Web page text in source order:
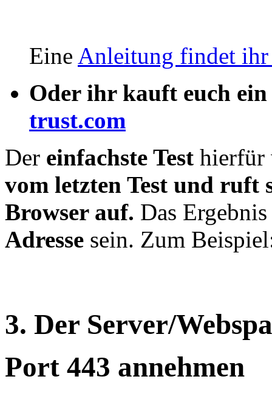
Eine Anleitung findet ihr
Oder ihr kauft euch
trust.com
Der einfachste Test hierfür
vom letzten Test und ruft
Browser auf. Das
Adresse sein. Zum
3. Der Server/
Port 443 annehmen